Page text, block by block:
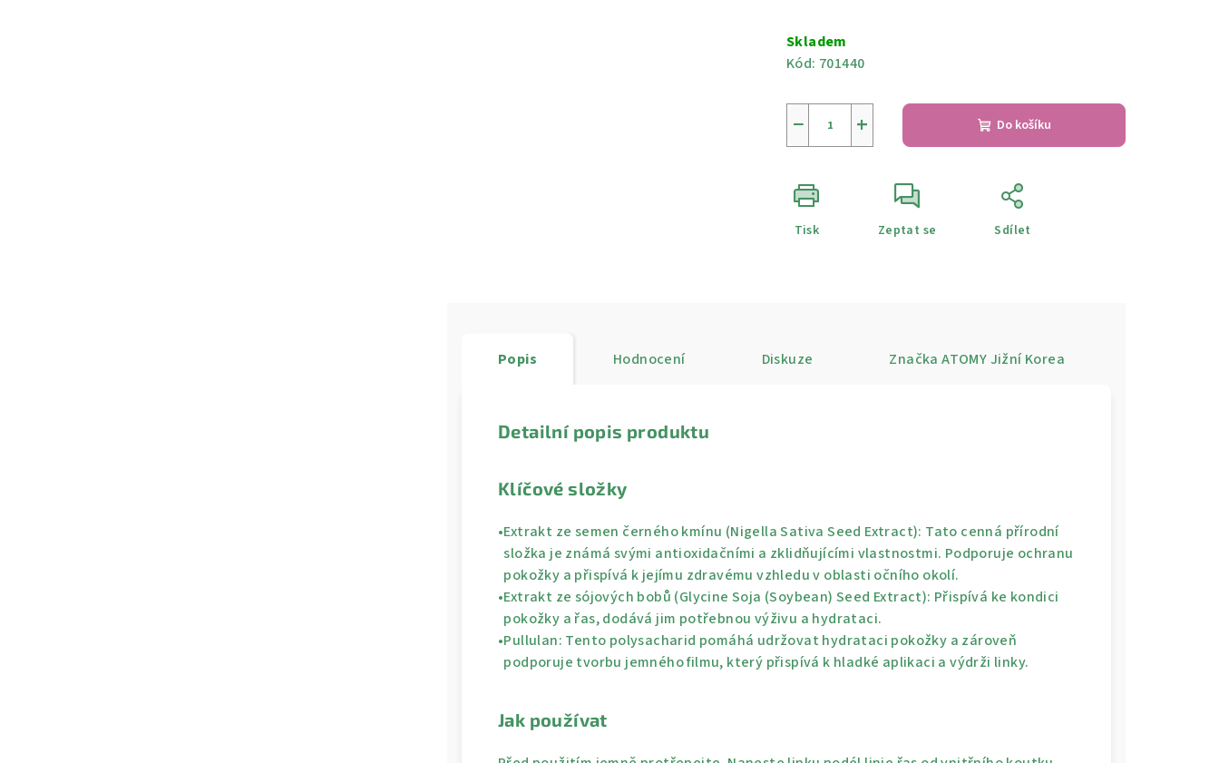
cena:
Skladem
Kód: 701440
+
− Do košíku
Tisk Zeptat se Sdílet
Popis Hodnocení Diskuze Značka ATOMY Jižní Korea
Detailní popis produktu
Klíčové složky
•Extrakt ze semen černého kmínu (Nigella Sativa Seed Extract): Tato cenná přírodní
složka je známá svými antioxidačními a zklidňujícími vlastnostmi. Podporuje ochranu
pokožky a přispívá k jejímu zdravému vzhledu v oblasti očního okolí.
•Extrakt ze sójových bobů (Glycine Soja (Soybean) Seed Extract): Přispívá ke kondici
pokožky a řas, dodává jim potřebnou výživu a hydrataci.
•Pullulan: Tento polysacharid pomáhá udržovat hydrataci pokožky a zároveň
podporuje tvorbu jemného filmu, který přispívá k hladké aplikaci a výdrži linky.
Jak používat